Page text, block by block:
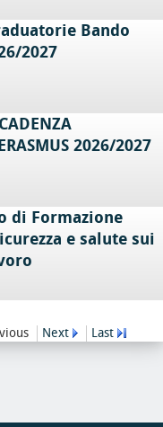
Bando
2027
2026/2027
di Formazione
e salute sui
Next Last